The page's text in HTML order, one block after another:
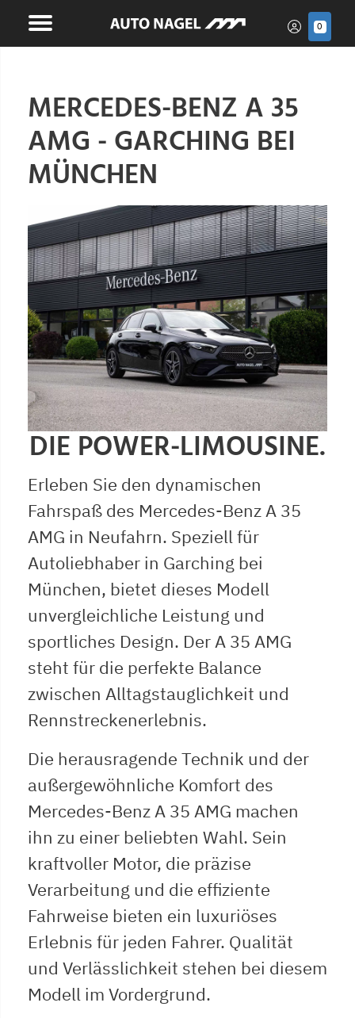
0
MERCEDES-BENZ A 35
AMG - GARCHING BEI
MÜNCHEN
DIE POWER-LIMOUSINE.
Erleben Sie den dynamischen
Fahrspaß des Mercedes-Benz A 35
AMG in Neufahrn. Speziell für
Autoliebhaber in Garching bei
München, bietet dieses Modell
unvergleichliche Leistung und
sportliches Design. Der A 35 AMG
steht für die perfekte Balance
zwischen Alltagstauglichkeit und
Rennstreckenerlebnis.
Die herausragende Technik und der
außergewöhnliche Komfort des
Mercedes-Benz A 35 AMG machen
ihn zu einer beliebten Wahl. Sein
kraftvoller Motor, die präzise
Verarbeitung und die effiziente
Fahrweise bieten ein luxuriöses
Erlebnis für jeden Fahrer. Qualität
und Verlässlichkeit stehen bei diesem
Modell im Vordergrund.